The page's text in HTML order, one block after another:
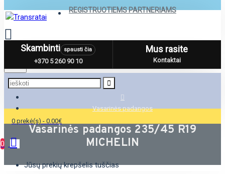
REGISTRUOTIEMS PARTNERIAMS
Menu
0 prekė(s) - 0.00€
0
Jūsų prekių krepšelis tuščias
Skambinti spausti čia
+370 5 260 90 10
Mus rasite
Kontaktai
Vasarinės padangos
Vasarinės padangos 235/45 R19
MICHELIN